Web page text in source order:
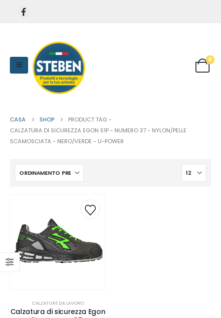
0
CASA SHOP
PRODUCT TAG -
CALZATURA DI SICUREZZA EGON S1P - NUMERO 37 - NYLON/PELLE
SCAMOSCIATA - NERO/VERDE - U-POWER
CALZATURE DA LAVORO
Calzatura di sicurezza Egon